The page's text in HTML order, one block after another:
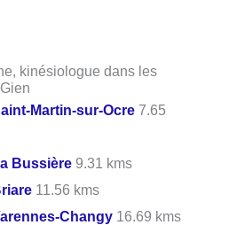
kinésiologue dans les
Martin-sur-Ocre 7.65
Bussière 9.31 kms
11.56 kms
Changy 16.69 kms